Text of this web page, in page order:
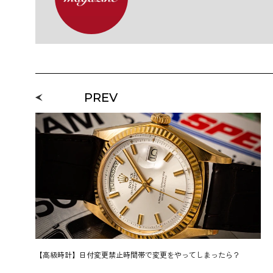
PREV
【高級時計】日付変更禁止時間帯で変更をやってしまったら？